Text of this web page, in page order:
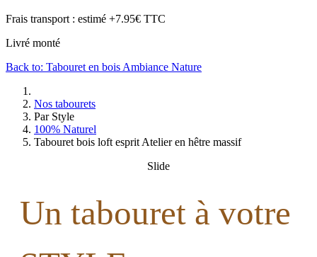
Frais transport : estimé +7.95€ TTC
Livré monté
Back to: Tabouret en bois Ambiance Nature
Nos tabourets
Par Style
100% Naturel
Tabouret bois loft esprit Atelier en hêtre massif
Slide
Un tabouret à votre